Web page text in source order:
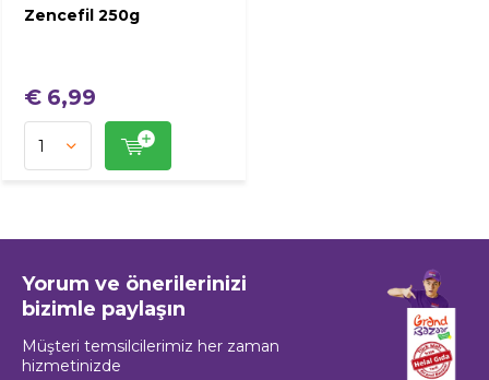
Zencefil 250g
€ 6,99
Yorum ve önerilerinizi
bizimle paylaşın
Müşteri temsilcilerimiz her zaman
hizmetinizde